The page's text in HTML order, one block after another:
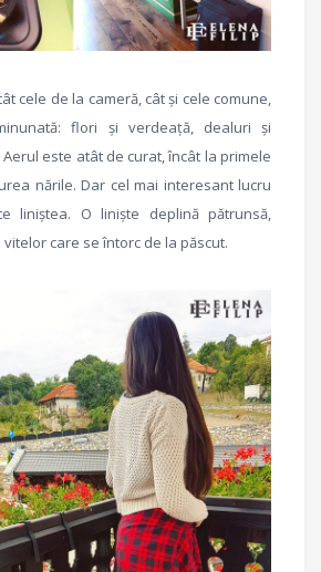
cele de la cameră, cât și cele comune,
flori și verdeață, dealuri și
este atât de curat, încât la primele
nările. Dar cel mai interesant lucru
liniștea. O liniște deplină pătrunsă,
care se întorc de la păscut.